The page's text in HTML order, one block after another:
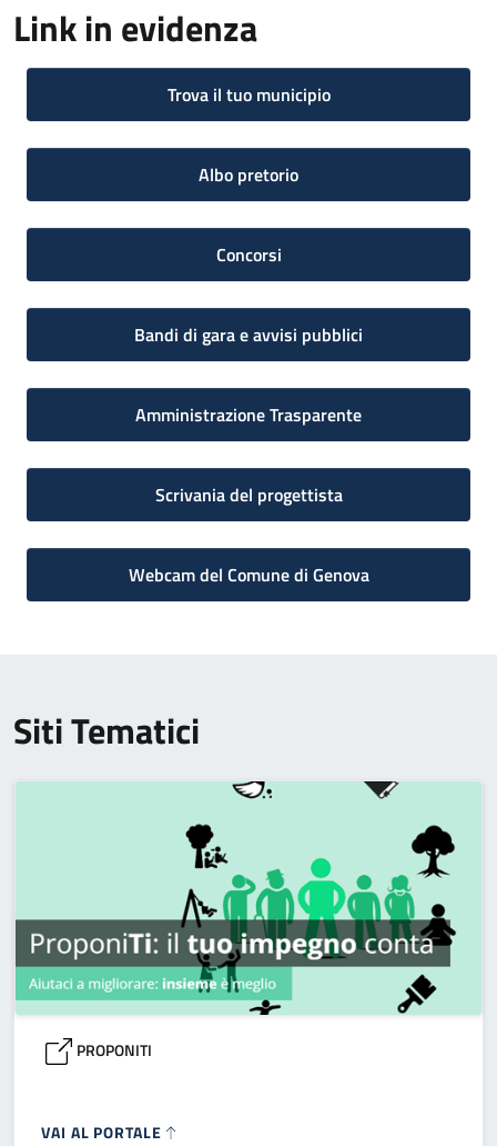
Link in evidenza
Trova il tuo municipio
Albo pretorio
Concorsi
Bandi di gara e avvisi pubblici
Amministrazione Trasparente
Scrivania del progettista
Webcam del Comune di Genova
Siti Tematici
PROPONITI
VAI AL PORTALE